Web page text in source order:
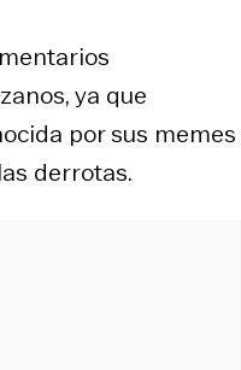
ya que
por sus memes
derrotas.